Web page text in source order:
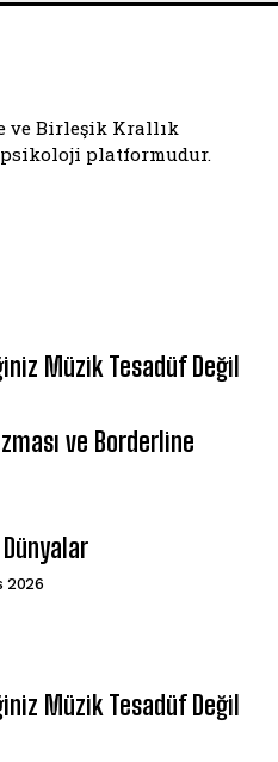
ve Birleşik Krallık
platformudur.
Müzik Tesadüf Değil
ve Borderline
2026
Müzik Tesadüf Değil